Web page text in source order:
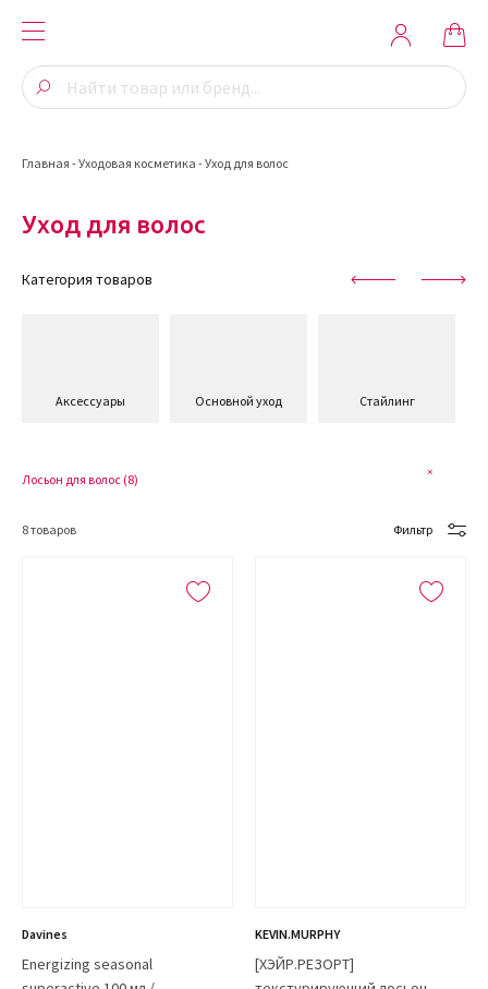
Главная -Уходовая косметика -Уход для волос
Уход для волос
Категория товаров
Аксессуары Основной уход Стайлинг
Лосьон для волос (8)
8товаров Фильтр
Davines
Energizing seasonal
KEVIN.MURPHY
[ХЭЙР.РЕЗОРТ]